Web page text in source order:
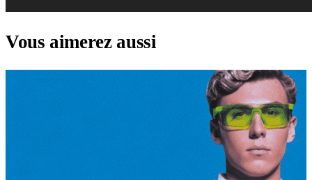
Vous aimerez aussi